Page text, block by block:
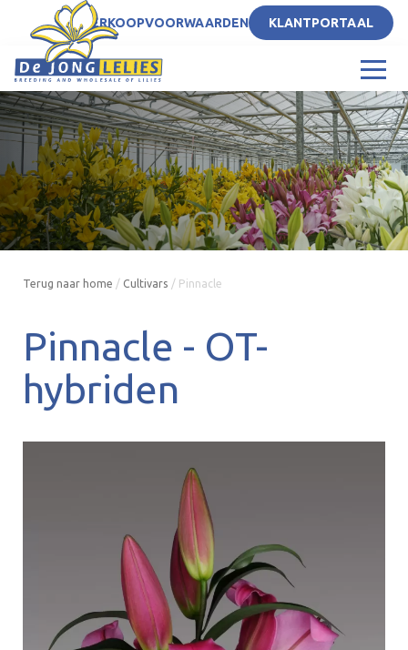
NLVERKOOPVOORWAARDEN KLANTPORTAAL
Terug naar home / Cultivars / Pinnacle
Pinnacle - OT-
hybriden